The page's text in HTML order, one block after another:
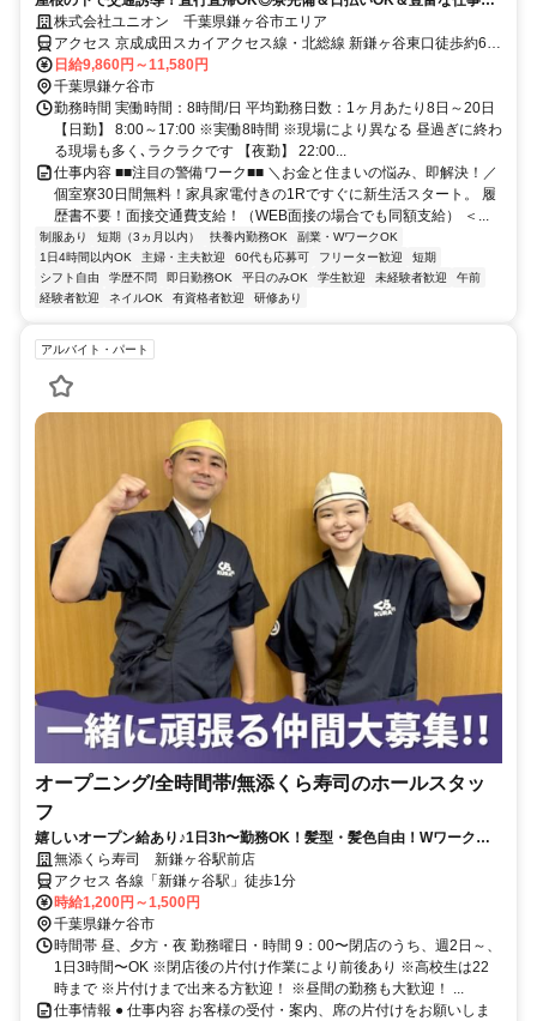
★仕事が早く終わった時でも日給保証
株式会社ユニオン 千葉県鎌ヶ谷市エリア
アクセス 京成成田スカイアクセス線・北総線 新鎌ヶ谷東口徒歩約6
分、京成成田スカイアクセス線・北総線 新鎌ヶ谷東口徒歩約6分、京
成成田スカイアクセス線・北総線 新鎌ヶ谷東口徒歩約6分 千葉県鎌ヶ
谷市エリア（鎌ヶ谷大仏駅、鎌ヶ谷駅、新鎌ヶ谷駅、くぬぎ山駅、初
富駅、北初富駅等）
日給9,860円～11,580円
千葉県鎌ケ谷市
勤務時間 実働時間：8時間/日 平均勤務日数：1ヶ月あたり8日～20日
【日勤】 8:00～17:00 ※実働8時間 ※現場により異なる 昼過ぎに終わ
る現場も多く､ラクラクです 【夜勤】 22:00...
仕事内容 ■■注目の警備ワーク■■ ＼お金と住まいの悩み、即解決！／
個室寮30日間無料！家具家電付きの1Rですぐに新生活スタート。 履
歴書不要！面接交通費支給！（WEB面接の場合でも同額支給） ＜...
制服あり 短期（3ヵ月以内） 扶養内勤務OK
副業・WワークOK
1日4時間以内OK
主婦・主夫歓迎 60代も応募可 フリーター歓迎
短期
シフト自由
学歴不問 即日勤務OK 平日のみOK 学生歓迎 未経験者歓迎
午前
経験者歓迎
ネイルOK 有資格者歓迎 研修あり
アルバイト・パート
オープニング/全時間帯/無添くら寿司のホールスタッ
フ
嬉しいオープン給あり♪1日3h〜勤務OK！髪型・髪色自由！Wワーク歓
迎！無添くら寿司 新鎌ヶ谷駅前店
アクセス 各線「新鎌ヶ谷駅」徒歩1分
時給1,200円～1,500円
千葉県鎌ケ谷市
時間帯 昼、夕方・夜 勤務曜日・時間 9：00〜閉店のうち、週2日～、
1日3時間〜OK ※閉店後の片付け作業により前後あり ※高校生は22
時まで ※片付けまで出来る方歓迎！ ※昼間の勤務も大歓迎！ ...
仕事情報 ● 仕事内容 お客様の受付・案内、席の片付けをお願いしま